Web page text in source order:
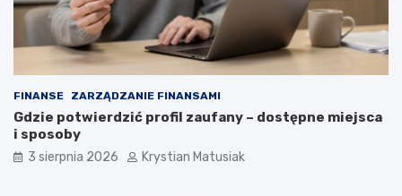
FINANSE ZARZĄDZANIE FINANSAMI
Gdzie potwierdzić profil zaufany – dostępne miejsca
i sposoby
3 sierpnia 2026 Krystian Matusiak